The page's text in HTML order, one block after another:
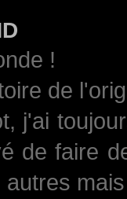
!
de
j'ai
de faire